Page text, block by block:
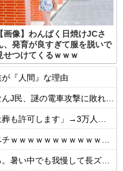
【画像】わんぱく日焼けJCさ
、発育が良すぎて服を脱いで
せつけてくるｗｗｗ
『人間』な理由
の電車攻撃に敗れてしまうwww
ます」→3万人の反対署名も却下
ｗｗｗｗｗｗｗｗｗｗｗｗｗｗｗｗｗ
ン履いてる。半ズボンはモテ無い。厳しいって